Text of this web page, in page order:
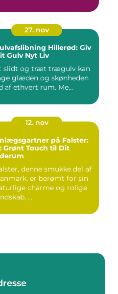
27. nov
Hillerød: Giv
Gulv Nyt Liv
slidt og træt trægulv kan
glæden og skønheden
af ethvert rum. Me...
12. nov
på Falster:
Grønt Touch til Dit
denne smukke del af
er berømt for sin
charme og rolige
...